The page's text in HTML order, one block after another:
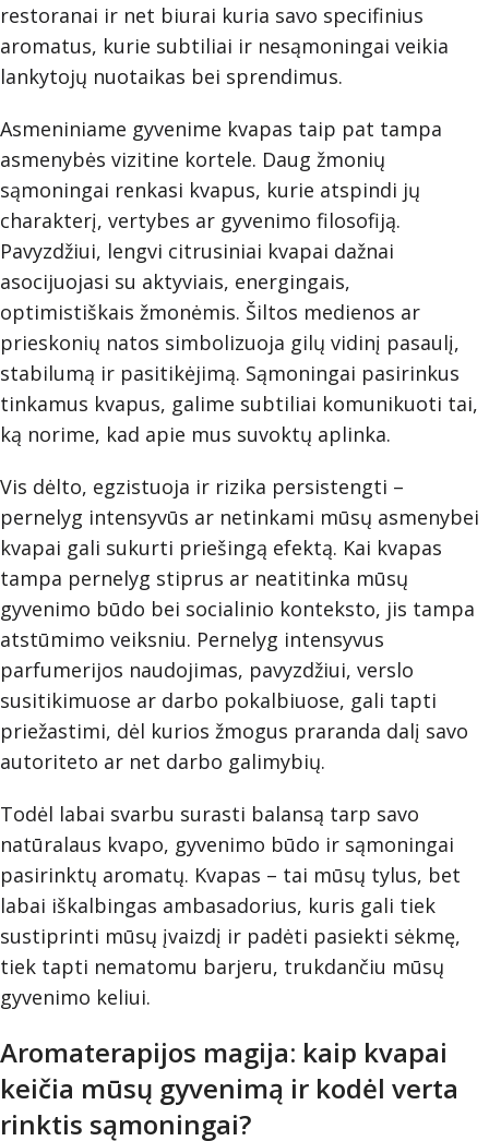
restoranai ir net biurai kuria savo specifinius
aromatus, kurie subtiliai ir nesąmoningai veikia
lankytojų nuotaikas bei sprendimus.
Asmeniniame gyvenime kvapas taip pat tampa
asmenybės vizitine kortele. Daug žmonių
sąmoningai renkasi kvapus, kurie atspindi jų
charakterį, vertybes ar gyvenimo filosofiją.
Pavyzdžiui, lengvi citrusiniai kvapai dažnai
asocijuojasi su aktyviais, energingais,
optimistiškais žmonėmis. Šiltos medienos ar
prieskonių natos simbolizuoja gilų vidinį pasaulį,
stabilumą ir pasitikėjimą. Sąmoningai pasirinkus
tinkamus kvapus, galime subtiliai komunikuoti tai,
ką norime, kad apie mus suvoktų aplinka.
Vis dėlto, egzistuoja ir rizika persistengti –
pernelyg intensyvūs ar netinkami mūsų asmenybei
kvapai gali sukurti priešingą efektą. Kai kvapas
tampa pernelyg stiprus ar neatitinka mūsų
gyvenimo būdo bei socialinio konteksto, jis tampa
atstūmimo veiksniu. Pernelyg intensyvus
parfumerijos naudojimas, pavyzdžiui, verslo
susitikimuose ar darbo pokalbiuose, gali tapti
priežastimi, dėl kurios žmogus praranda dalį savo
autoriteto ar net darbo galimybių.
Todėl labai svarbu surasti balansą tarp savo
natūralaus kvapo, gyvenimo būdo ir sąmoningai
pasirinktų aromatų. Kvapas – tai mūsų tylus, bet
labai iškalbingas ambasadorius, kuris gali tiek
sustiprinti mūsų įvaizdį ir padėti pasiekti sėkmę,
tiek tapti nematomu barjeru, trukdančiu mūsų
gyvenimo keliui.
Aromaterapijos magija: kaip kvapai
keičia mūsų gyvenimą ir kodėl verta
rinktis sąmoningai?